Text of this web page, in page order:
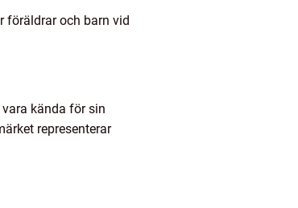
föräldrar och barn vid
kända för sin
representerar